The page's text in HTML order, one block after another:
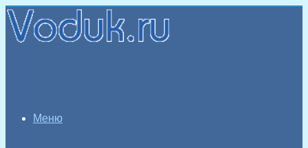
Меню